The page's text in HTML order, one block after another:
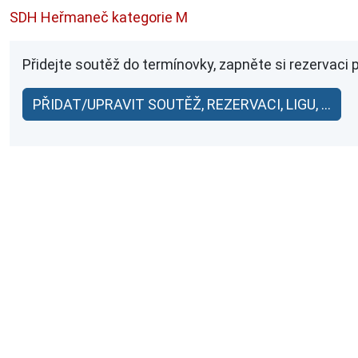
SDH Heřmaneč kategorie M
Přidejte soutěž do termínovky, zapněte si rezervaci
PŘIDAT/UPRAVIT SOUTĚŽ, REZERVACI, LIGU, ...